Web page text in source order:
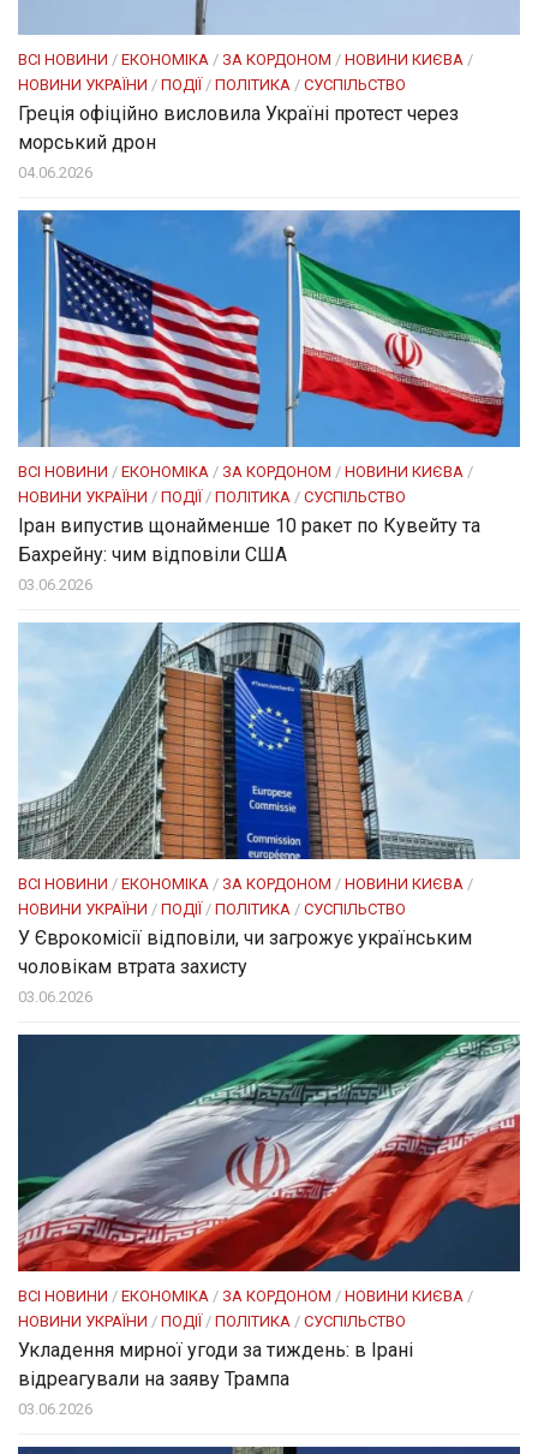
ВСІ НОВИНИ / ЕКОНОМІКА / ЗА КОРДОНОМ / НОВИНИ КИЄВА /
НОВИНИ УКРАЇНИ / ПОДІЇ / ПОЛІТИКА / СУСПІЛЬСТВО
Греція офіційно висловила Україні протест через
морський дрон
04.06.2026
ВСІ НОВИНИ / ЕКОНОМІКА / ЗА КОРДОНОМ / НОВИНИ КИЄВА /
НОВИНИ УКРАЇНИ / ПОДІЇ / ПОЛІТИКА / СУСПІЛЬСТВО
Іран випустив щонайменше 10 ракет по Кувейту та
Бахрейну: чим відповіли США
03.06.2026
ВСІ НОВИНИ / ЕКОНОМІКА / ЗА КОРДОНОМ / НОВИНИ КИЄВА /
НОВИНИ УКРАЇНИ / ПОДІЇ / ПОЛІТИКА / СУСПІЛЬСТВО
У Єврокомісії відповіли, чи загрожує українським
чоловікам втрата захисту
03.06.2026
ВСІ НОВИНИ / ЕКОНОМІКА / ЗА КОРДОНОМ / НОВИНИ КИЄВА /
НОВИНИ УКРАЇНИ / ПОДІЇ / ПОЛІТИКА / СУСПІЛЬСТВО
Укладення мирної угоди за тиждень: в Ірані
відреагували на заяву Трампа
03.06.2026